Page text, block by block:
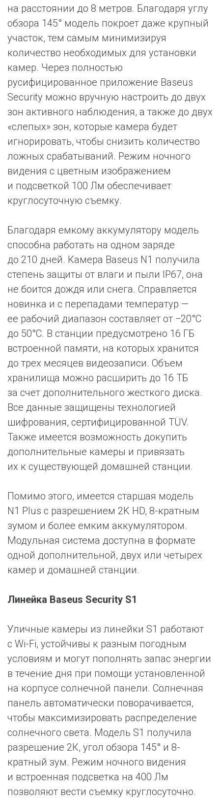
на расстоянии до 8 метров. Благодаря углу
обзора 145° модель покроет даже крупный
участок, тем самым минимизируя
количество необходимых для установки
камер. Через полностью
русифицированное приложение Baseus
Security можно вручную настроить до двух
зон активного наблюдения, а также до двух
«слепых» зон, которые камера будет
игнорировать, чтобы снизить количество
ложных срабатываний. Режим ночного
видения с цветным изображением
и подсветкой 100 Лм обеспечивает
круглосуточную съемку.
Благодаря емкому аккумулятору модель
способна работать на одном заряде
до 210 дней. Камера Baseus N1 получила
степень защиты от влаги и пыли IP67, она
не боится дождя или снега. Справляется
новинка и с перепадами температур —
ее рабочий диапазон составляет от −20°C
до 50°C. В станции предусмотрено 16 ГБ
встроенной памяти, на которых хранится
до трех месяцев видеозаписи. Объем
хранилища можно расширить до 16 ТБ
за счет дополнительного жесткого диска.
Все данные защищены технологией
шифрования, сертифицированной TÜV.
Также имеется возможность докупить
дополнительные камеры и привязать
их к существующей домашней станции.
Помимо этого, имеется старшая модель
N1 Plus с разрешением 2K HD, 8-кратным
зумом и более емким аккумулятором.
Модульная система доступна в формате
одной дополнительной, двух или четырех
камер и домашней станции.
Линейка Baseus Security S1
Уличные камеры из линейки S1 работают
с Wi-Fi, устойчивы к разным погодным
условиям и могут пополнять запас энергии
в течение дня при помощи установленной
на корпусе солнечной панели. Солнечная
панель автоматически поворачивается,
чтобы максимизировать распределение
солнечного света. Модель S1 получила
разрешение 2К, угол обзора 145° и 8-
кратный зум. Режим ночного видения
и встроенная подсветка на 400 Лм
позволяют вести съемку круглосуточно.